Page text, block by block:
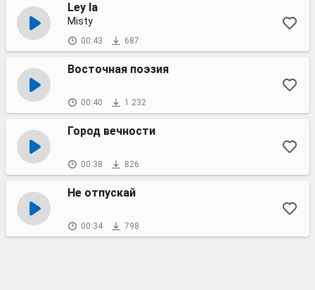
Ley la
Misty
00:43 687
Восточная поэзия
00:40 1 232
Город вечности
00:38 826
Не отпускай
00:34 798